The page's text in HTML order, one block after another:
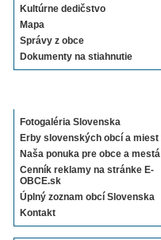
Kultúrne dedičstvo
Mapa
Správy z obce
Dokumenty na stiahnutie
Fotogaléria Slovenska
Erby slovenských obcí a miest
Naša ponuka pre obce a mestá
Cenník reklamy na stránke E-
OBCE.sk
Úplný zoznam obcí Slovenska
Kontakt